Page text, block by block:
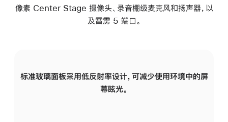
像素 Center Stage 摄像头、录音棚级麦克风和扬声器，以
及雷雳 5 端口。
标准玻璃面板采用低反射率设计，可减少使用环境中的屏
幕眩光。